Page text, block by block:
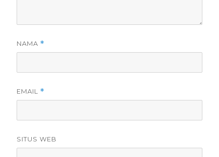
NAMA *
EMAIL *
SITUS WEB